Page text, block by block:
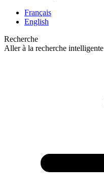
Français
English
Recherche
Aller à la recherche intelligente